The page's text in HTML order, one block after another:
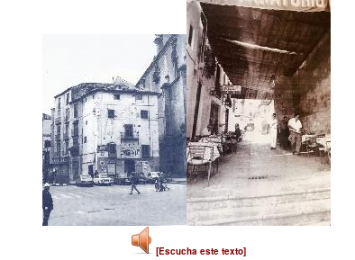
[Escucha este texto]